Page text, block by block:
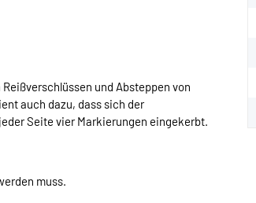
und Absteppen von
auch dazu, dass sich der
Seite vier Markierungen eingekerbt.
muss.